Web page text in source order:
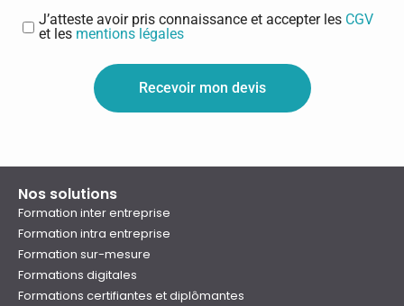
J’atteste avoir pris connaissance et accepter les CGV
et les mentions légales
Recevoir mon devis
Nos solutions
Formation inter entreprise
Formation intra entreprise
Formation sur-mesure
Formations digitales
Formations certifiantes et diplômantes